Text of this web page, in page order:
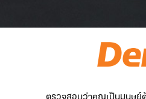
ตรวจสอบว่าคุณเป็นมนุษย์